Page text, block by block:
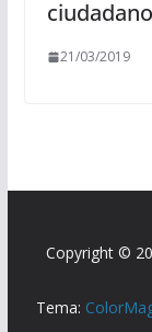
ciudadano
21/03/2019
Copyright ©
Tema: